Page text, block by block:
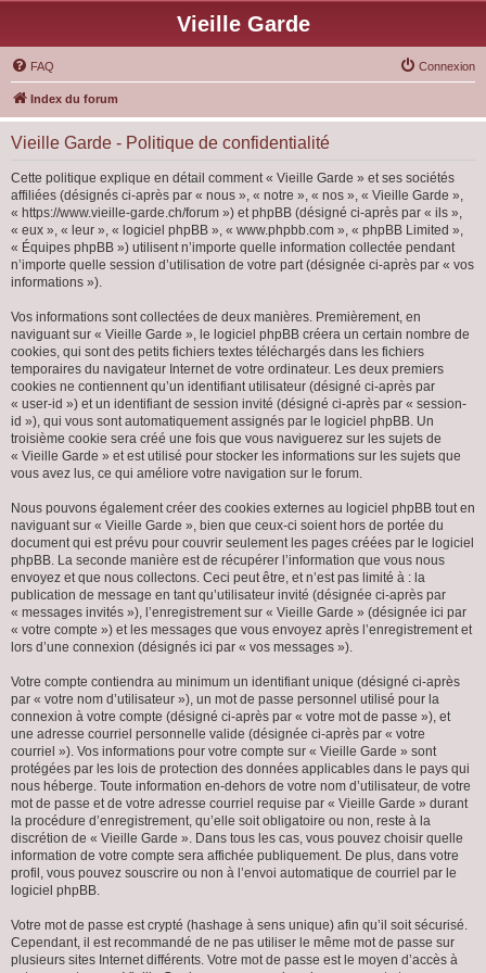
Vieille Garde
FAQ Connexion
Index du forum
Vieille Garde - Politique de confidentialité
Cette politique explique en détail comment « Vieille Garde » et ses sociétés
affiliées (désignés ci-après par « nous », « notre », « nos », « Vieille Garde »,
« https://www.vieille-garde.ch/forum ») et phpBB (désigné ci-après par « ils »,
« eux », « leur », « logiciel phpBB », « www.phpbb.com », « phpBB Limited »,
« Équipes phpBB ») utilisent n’importe quelle information collectée pendant
n’importe quelle session d’utilisation de votre part (désignée ci-après par « vos
informations »).
Vos informations sont collectées de deux manières. Premièrement, en
naviguant sur « Vieille Garde », le logiciel phpBB créera un certain nombre de
cookies, qui sont des petits fichiers textes téléchargés dans les fichiers
temporaires du navigateur Internet de votre ordinateur. Les deux premiers
cookies ne contiennent qu’un identifiant utilisateur (désigné ci-après par
« user-id ») et un identifiant de session invité (désigné ci-après par « session-
id »), qui vous sont automatiquement assignés par le logiciel phpBB. Un
troisième cookie sera créé une fois que vous naviguerez sur les sujets de
« Vieille Garde » et est utilisé pour stocker les informations sur les sujets que
vous avez lus, ce qui améliore votre navigation sur le forum.
Nous pouvons également créer des cookies externes au logiciel phpBB tout en
naviguant sur « Vieille Garde », bien que ceux-ci soient hors de portée du
document qui est prévu pour couvrir seulement les pages créées par le logiciel
phpBB. La seconde manière est de récupérer l’information que vous nous
envoyez et que nous collectons. Ceci peut être, et n’est pas limité à : la
publication de message en tant qu’utilisateur invité (désignée ci-après par
« messages invités »), l’enregistrement sur « Vieille Garde » (désignée ici par
« votre compte ») et les messages que vous envoyez après l’enregistrement et
lors d’une connexion (désignés ici par « vos messages »).
Votre compte contiendra au minimum un identifiant unique (désigné ci-après
par « votre nom d’utilisateur »), un mot de passe personnel utilisé pour la
connexion à votre compte (désigné ci-après par « votre mot de passe »), et
une adresse courriel personnelle valide (désignée ci-après par « votre
courriel »). Vos informations pour votre compte sur « Vieille Garde » sont
protégées par les lois de protection des données applicables dans le pays qui
nous héberge. Toute information en-dehors de votre nom d’utilisateur, de votre
mot de passe et de votre adresse courriel requise par « Vieille Garde » durant
la procédure d’enregistrement, qu’elle soit obligatoire ou non, reste à la
discrétion de « Vieille Garde ». Dans tous les cas, vous pouvez choisir quelle
information de votre compte sera affichée publiquement. De plus, dans votre
profil, vous pouvez souscrire ou non à l’envoi automatique de courriel par le
logiciel phpBB.
Votre mot de passe est crypté (hashage à sens unique) afin qu’il soit sécurisé.
Cependant, il est recommandé de ne pas utiliser le même mot de passe sur
plusieurs sites Internet différents. Votre mot de passe est le moyen d’accès à